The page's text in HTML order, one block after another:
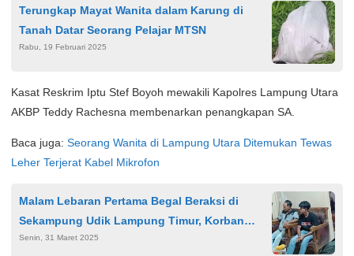
Terungkap Mayat Wanita dalam Karung di
Tanah Datar Seorang Pelajar MTSN
Rabu, 19 Februari 2025
Kasat Reskrim Iptu Stef Boyoh mewakili Kapolres Lampung Utara
AKBP Teddy Rachesna membenarkan penangkapan SA.
Baca juga: Seorang Wanita di Lampung Utara Ditemukan Tewas
Leher Terjerat Kabel Mikrofon
Malam Lebaran Pertama Begal Beraksi di
Sekampung Udik Lampung Timur, Korban
Pecah Kepala
Senin, 31 Maret 2025